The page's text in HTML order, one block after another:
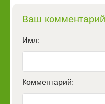
Ваш комментарий
Имя:
Комментарий: